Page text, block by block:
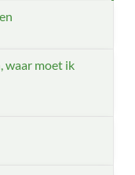
waar moet ik